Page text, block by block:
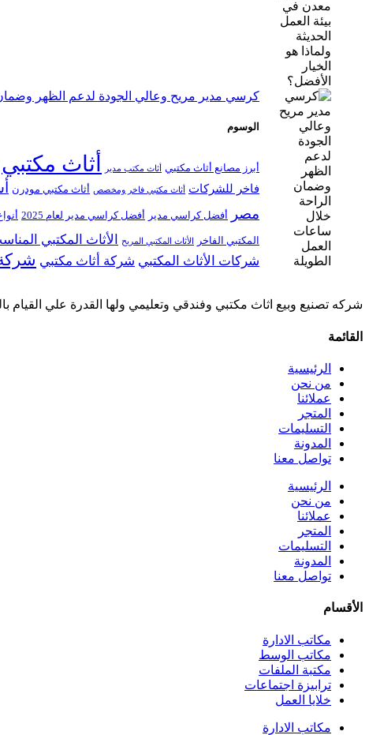
كرسي مدير مريح وعالي الجودة لدعم الظهر
الوسوم
أبرز مصانع أثاث مكتبي أثاث مكتب مدير أثاث مكتبي
فاخر للشركات
أثاث مكتبي فاخر ومخصص أثاث مكتبي مودرن
مصر
أفضل كراسي مدير أفضل كراسي مدير لعام 2025
المكتبي الفاخر الأثاث المكتبي المريح الأثاث المكتبي
شركات الأثاث المكتبي شركة أثاث مكتبي شركة
شركه تصنيع وبيع اثاث مكتبي وفندقي وتعليمي ولها القدرة علي القيام
القائمة
الرئيسية
من نحن
عملائنا
المتجر
التسليمات
المدونة
تواصل معنا
الرئيسية
من نحن
عملائنا
المتجر
التسليمات
المدونة
تواصل معنا
الأقسام
مكاتب الادارة
مكاتب الوسط
مكتبة الملفات
ترابيزة اجتماعات
خلايا العمل
مكاتب الادارة